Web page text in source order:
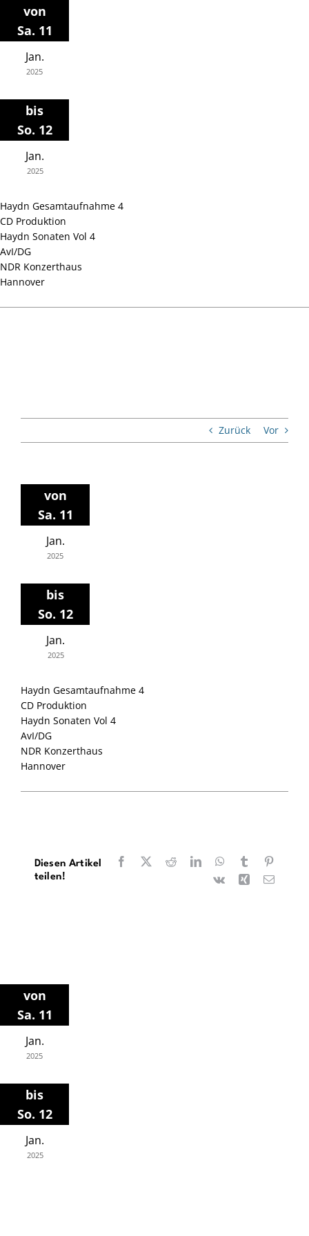
springen
von
Sa. 11
Jan.
2025
bis
So. 12
Jan.
2025
Haydn Gesamtaufnahme 4
CD Produktion
Haydn Sonaten Vol 4
AvI/DG
NDR Konzerthaus
Hannover
Zurück Vor
von
Sa. 11
Jan.
2025
bis
So. 12
Jan.
2025
Haydn Gesamtaufnahme 4
CD Produktion
Haydn Sonaten Vol 4
AvI/DG
NDR Konzerthaus
Hannover
Diesen Artikel
teilen!
Facebook RedditLinkedInWhatsApp
Tumblr
Vk
Xing E-
von
Sa. 11
Jan.
2025
bis
So. 12
Jan.
2025